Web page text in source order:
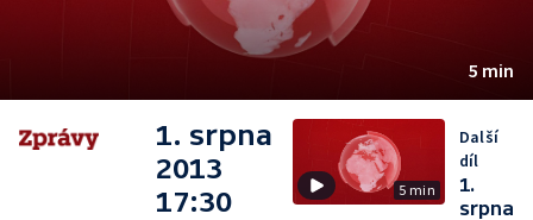
5 min
1. srpna
2013
17:30
5 min
Další
díl
1.
srpna